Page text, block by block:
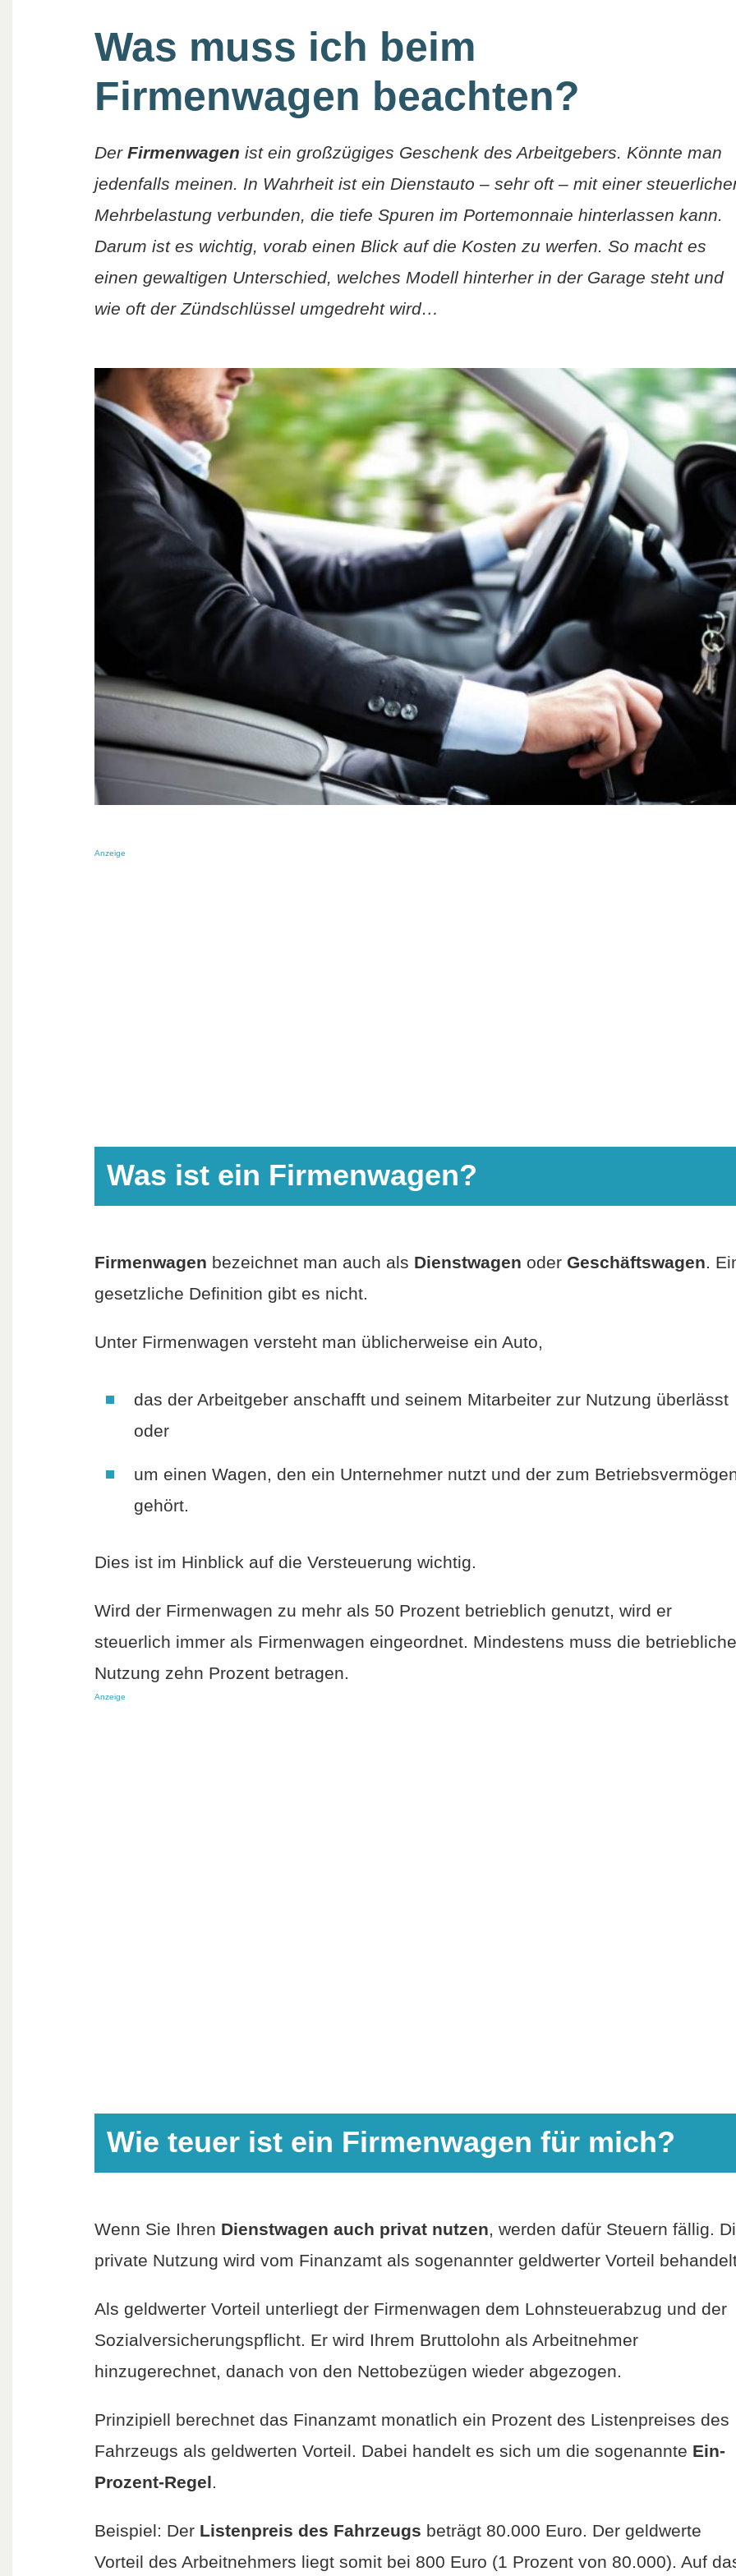
Was muss ich beim
Firmenwagen beachten?
Der Firmenwagen ist ein großzügiges Geschenk des Arbeitgebers. Könnte man
jedenfalls meinen. In Wahrheit ist ein Dienstauto – sehr oft – mit einer
Mehrbelastung verbunden, die tiefe Spuren im Portemonnaie hinterlassen kann.
Darum ist es wichtig, vorab einen Blick auf die Kosten zu werfen. So macht es
einen gewaltigen Unterschied, welches Modell hinterher in der Garage steht und
wie oft der Zündschlüssel umgedreht wird…
Anzeige
Was ist ein Firmenwagen?
Firmenwagen bezeichnet man auch als Dienstwagen oder Geschäftswagen.
gesetzliche Definition gibt es nicht.
Unter Firmenwagen versteht man üblicherweise ein Auto,
das der Arbeitgeber anschafft und seinem Mitarbeiter zur Nutzung überlässt
oder
um einen Wagen, den ein Unternehmer nutzt und der zum
gehört.
Dies ist im Hinblick auf die Versteuerung wichtig.
Wird der Firmenwagen zu mehr als 50 Prozent betrieblich genutzt, wird er
steuerlich immer als Firmenwagen eingeordnet. Mindestens muss die betriebliche
Nutzung zehn Prozent betragen.
Anzeige
Wie teuer ist ein Firmenwagen für mich?
Wenn Sie Ihren Dienstwagen auch privat nutzen, werden dafür Steuern fällig.
private Nutzung wird vom Finanzamt als sogenannter geldwerter Vorteil
Als geldwerter Vorteil unterliegt der Firmenwagen dem Lohnsteuerabzug und der
Sozialversicherungspflicht. Er wird Ihrem Bruttolohn als Arbeitnehmer
hinzugerechnet, danach von den Nettobezügen wieder abgezogen.
Prinzipiell berechnet das Finanzamt monatlich ein Prozent des Listenpreises des
Fahrzeugs als geldwerten Vorteil. Dabei handelt es sich um die sogenannte Ein-
Prozent-Regel.
Beispiel: Der Listenpreis des Fahrzeugs beträgt 80.000 Euro. Der geldwerte
Vorteil des Arbeitnehmers liegt somit bei 800 Euro (1 Prozent von 80.000). Auf